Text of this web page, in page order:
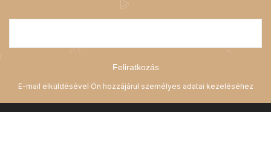
Feliratkozás